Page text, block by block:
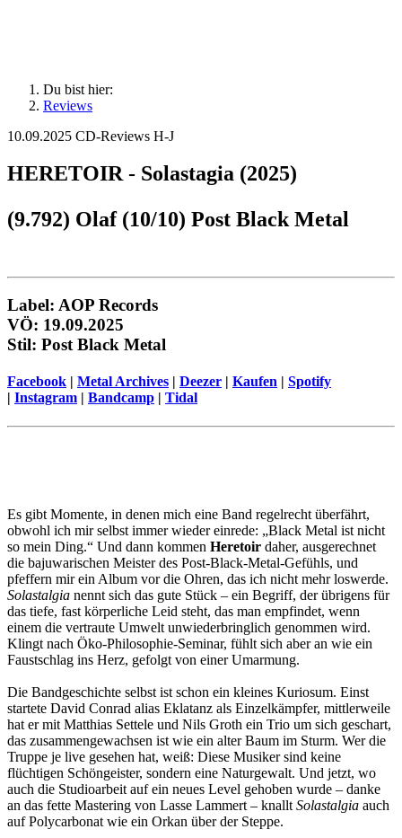
Du bist hier:
Reviews
10.09.2025 CD-Reviews H-J
HERETOIR - Solastagia (2025)
(9.792) Olaf (10/10) Post Black Metal
Label: AOP Records
VÖ: 19.09.2025
Stil: Post Black Metal
Facebook | Metal Archives | Deezer | Kaufen | Spotify
| Instagram | Bandcamp | Tidal
Es gibt Momente, in denen mich eine Band regelrecht überfährt,
obwohl ich mir selbst immer wieder einrede: „Black Metal ist nicht
so mein Ding.“ Und dann kommen Heretoir daher, ausgerechnet
die bajuwarischen Meister des Post-Black-Metal-Gefühls, und
pfeffern mir ein Album vor die Ohren, das ich nicht mehr loswerde.
Solastalgia nennt sich das gute Stück – ein Begriff, der übrigens für
das tiefe, fast körperliche Leid steht, das man empfindet, wenn
einem die vertraute Umwelt unwiederbringlich genommen wird.
Klingt nach Öko-Philosophie-Seminar, fühlt sich aber an wie ein
Faustschlag ins Herz, gefolgt von einer Umarmung.
Die Bandgeschichte selbst ist schon ein kleines Kuriosum. Einst
startete David Conrad alias Eklatanz als Einzelkämpfer, mittlerweile
hat er mit Matthias Settele und Nils Groth ein Trio um sich geschart,
das zusammengewachsen ist wie ein alter Baum im Sturm. Wer die
Truppe je live gesehen hat, weiß: Diese Musiker sind keine
flüchtigen Schöngeister, sondern eine Naturgewalt. Und jetzt, wo
auch die Studioarbeit auf ein neues Level gehoben wurde – danke
an das fette Mastering von Lasse Lammert – knallt Solastalgia auch
auf Polycarbonat wie ein Orkan über der Steppe.